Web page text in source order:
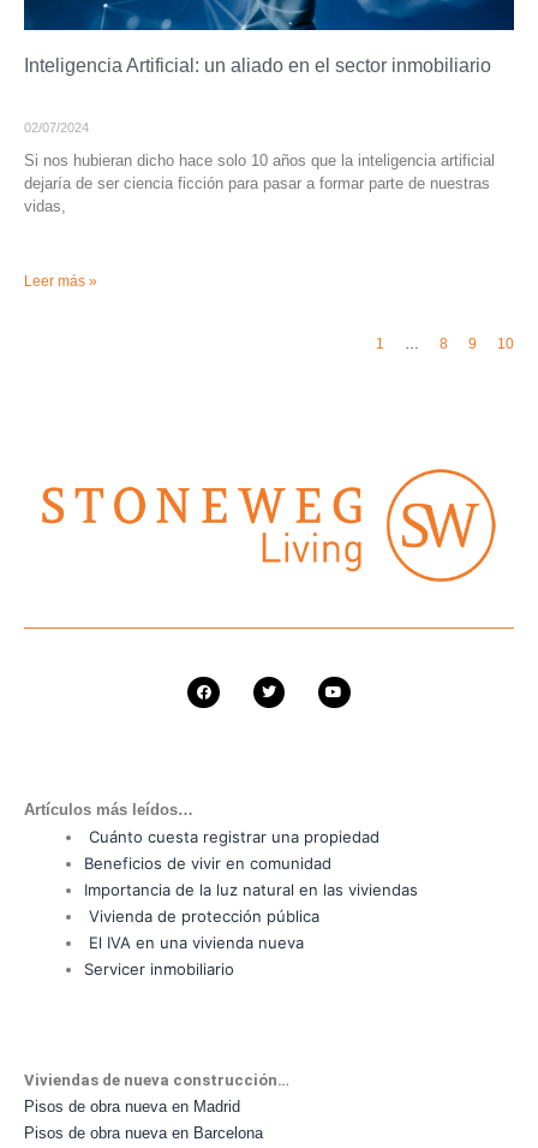
Inteligencia Artificial: un aliado en el sector inmobiliario
02/07/2024
Si nos hubieran dicho hace solo 10 años que la inteligencia artificial
dejaría de ser ciencia ficción para pasar a formar parte de nuestras
vidas,
Leer más »
1 … 8 9 10
Artículos más leídos…
Cuánto cuesta registrar una propiedad
Beneficios de vivir en comunidad
Importancia de la luz natural en las viviendas
Vivienda de protección pública
El IVA en una vivienda nueva
Servicer inmobiliario
Viviendas de nueva construcción…
Pisos de obra nueva en Madrid
Pisos de obra nueva en Barcelona